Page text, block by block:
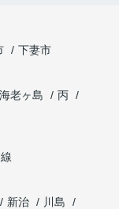
下妻市
海老ヶ島
丙
新治
川島